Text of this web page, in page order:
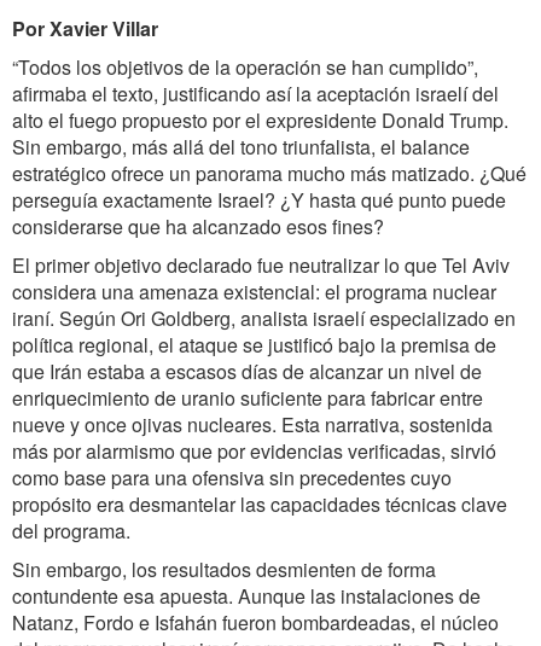
Por Xavier Villar
“Todos los objetivos de la operación se han cumplido”,
afirmaba el texto, justificando así la aceptación israelí del
alto el fuego propuesto por el expresidente Donald Trump.
Sin embargo, más allá del tono triunfalista, el balance
estratégico ofrece un panorama mucho más matizado. ¿Qué
perseguía exactamente Israel? ¿Y hasta qué punto puede
considerarse que ha alcanzado esos fines?
El primer objetivo declarado fue neutralizar lo que Tel Aviv
considera una amenaza existencial: el programa nuclear
iraní. Según Ori Goldberg, analista israelí especializado en
política regional, el ataque se justificó bajo la premisa de
que Irán estaba a escasos días de alcanzar un nivel de
enriquecimiento de uranio suficiente para fabricar entre
nueve y once ojivas nucleares. Esta narrativa, sostenida
más por alarmismo que por evidencias verificadas, sirvió
como base para una ofensiva sin precedentes cuyo
propósito era desmantelar las capacidades técnicas clave
del programa.
Sin embargo, los resultados desmienten de forma
contundente esa apuesta. Aunque las instalaciones de
Natanz, Fordo e Isfahán fueron bombardeadas, el núcleo